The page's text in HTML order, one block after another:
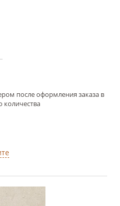
после оформления заказа в
количества